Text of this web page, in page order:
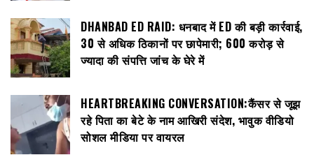
DHANBAD ED RAID: धनबाद में ED की बड़ी कार्रवाई,
30 से अधिक ठिकानों पर छापेमारी; 600 करोड़ से
ज्यादा की संपत्ति जांच के घेरे में
HEARTBREAKING CONVERSATION:कैंसर से जूझ
रहे पिता का बेटे के नाम आखिरी संदेश, भावुक वीडियो
सोशल मीडिया पर वायरल